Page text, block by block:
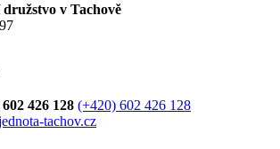
v Tachově
426 128 (+420) 602 426 128
tachov.cz